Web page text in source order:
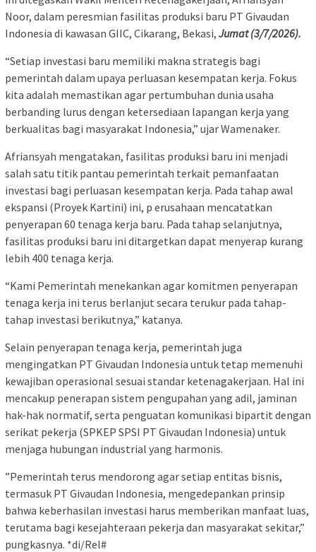
Noor, dalam peresmian fasilitas produksi baru PT Givaudan
Indonesia di kawasan GIIC, Cikarang, Bekasi, Jumat (3/7/2026).
“Setiap investasi baru memiliki makna strategis bagi
pemerintah dalam upaya perluasan kesempatan kerja. Fokus
kita adalah memastikan agar pertumbuhan dunia usaha
berbanding lurus dengan ketersediaan lapangan kerja yang
berkualitas bagi masyarakat Indonesia,” ujar Wamenaker.
Afriansyah mengatakan, fasilitas produksi baru ini menjadi
salah satu titik pantau pemerintah terkait pemanfaatan
investasi bagi perluasan kesempatan kerja. Pada tahap awal
ekspansi (Proyek Kartini) ini, p erusahaan mencatatkan
penyerapan 60 tenaga kerja baru. Pada tahap selanjutnya,
fasilitas produksi baru ini ditargetkan dapat menyerap kurang
lebih 400 tenaga kerja.
“Kami Pemerintah menekankan agar komitmen penyerapan
tenaga kerja ini terus berlanjut secara terukur pada tahap-
tahap investasi berikutnya,” katanya.
​Selain penyerapan tenaga kerja, pemerintah juga
mengingatkan PT Givaudan Indonesia untuk tetap memenuhi
kewajiban operasional sesuai standar ketenagakerjaan. Hal ini
mencakup penerapan sistem pengupahan yang adil, jaminan
hak-hak normatif, serta penguatan komunikasi bipartit dengan
serikat pekerja (SPKEP SPSI PT Givaudan Indonesia) untuk
menjaga hubungan industrial yang harmonis.
​”Pemerintah terus mendorong agar setiap entitas bisnis,
termasuk PT Givaudan Indonesia, mengedepankan prinsip
bahwa keberhasilan investasi harus memberikan manfaat luas,
terutama bagi kesejahteraan pekerja dan masyarakat sekitar,”
pungkasnya. *di/Rel#